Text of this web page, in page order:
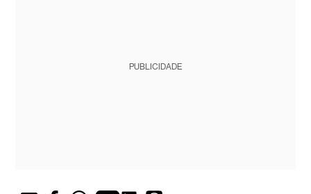
PUBLICIDADE